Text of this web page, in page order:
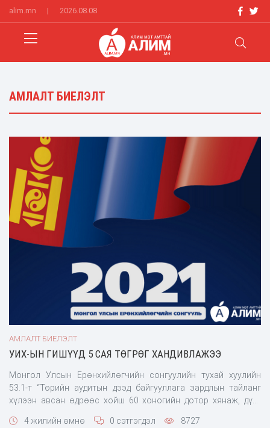
alim.mn | 2026.08.08
АМЛАЛТ БИЕЛЭЛТ
АМЛАЛТ БИЕЛЭЛТ
УИХ-ЫН ГИШҮҮД 5 САЯ ТӨГРӨГ ХАНДИВЛАЖЭЭ
Монгол Улсын Ерөнхийлөгчийн сонгуулийн тухай хуулийн
53.1-т “Төрийн аудитын дээд байгууллага зардлын тайланг
хүлээн авсан өдрөөс хойш 60 хоногийн дотор хянаж, дүнг
хандив өгсөн иргэн, хоёр сая ба түүнээс дээш төгрөгийн
4 жилийн өмнө 0 сэтгэгдэл 8727